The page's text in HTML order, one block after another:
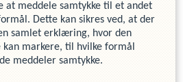
at meddele samtykke til et andet
Dette kan sikres ved, at der
samlet erklæring, hvor den
markere, til hvilke formål
meddeler samtykke.